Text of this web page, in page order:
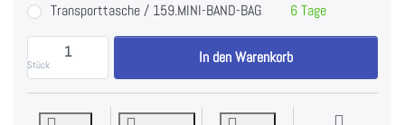
Transporttasche / 159.MINI-BAND-BAG 6 Tage
Stück
ATX Mini Loop Bänder in 5 Stärken zu 2,10 €, Menge
In den Warenkorb